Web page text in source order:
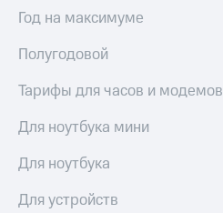
Год на максимуме
Полугодовой
Тарифы для часов и модемов
Для ноутбука мини
Для ноутбука
Для устройств